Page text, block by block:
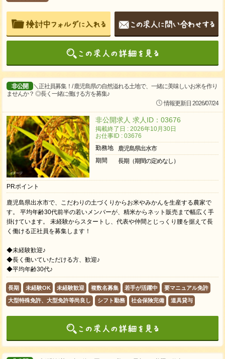
非公開
＼正社員募集！/ 鹿児島県の自然溢れる土地で、一緒に美味しいお米を作り
ませんか？ ◎長く一緒に働ける方を募集♪
情報更新日 2026/07/24
非公開求人 求人ID：03676
掲載終了日 : 2026年10月30日
お仕事ID : 03676
勤務地
鹿児島県出水市
期間
長期（期間の定めなし）
PRポイント
鹿児島県出水市で、こだわりの土づくりからお米やみかんを生産する農家で
す。 平均年齢30代前半の若いメンバーが、精米からネット販売まで幅広く手
掛けています。 未経験からスタートし、代表や仲間とじっくり腰を据えて長
く働ける正社員を募集します！
◆未経験歓迎♪
◆長く働いていただける方、歓迎♪
◆平均年齢30代♪
長期 未経験OK 未経験歓迎 複数名募集 若手が活躍中 要マニュアル免許
大型特殊免許、大型免許等尚良し シフト勤務 社会保険完備 道具貸与